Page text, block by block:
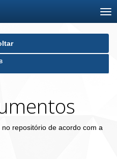
repositório de acordo com a